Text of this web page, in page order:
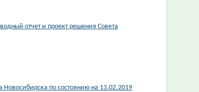
отчет и проект решения Совета
по состоянию на 13.02.2019